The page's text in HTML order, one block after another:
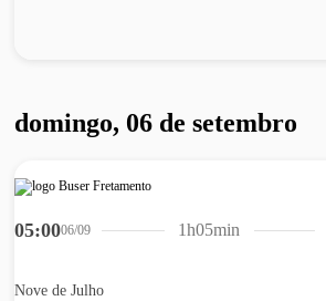
domingo, 06 de setembro
05:0006/09
Nove de Julho
1h05min